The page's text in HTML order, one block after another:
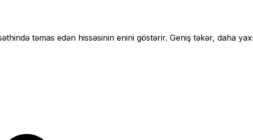
təmas edən hissəsinin enini göstərir. Geniş təkər, daha